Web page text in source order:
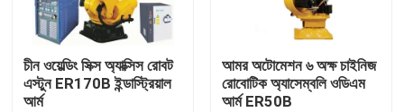
খবর
মামলা
চীন ওয়েল্ডিং সিক্স অ্যাক্সিস রোবট
এস্টুন ER170B ইন্ডাস্ট্রিয়াল
আর্ম
আমর অটোমেশন ৬ অক্ষ চাইনিজ
রোবোটিক অ্যাসেম্বলি ওডিএম
আর্ম ER50B